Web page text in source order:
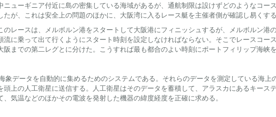
ューギニア付近に島の密集している海域があるが、通航制限は設けずどのようなコー
が、これは安全上の問題のほかに、大阪湾に入るレース艇を主催者側が確認し易くす
レースは、メルボルン港をスタートして大阪港にフィニッシュするが、メルボルン港
に乗って出て行くようにスタート時刻を設定しなければならない。そこでレースコー
までの第二レグとに分けた。こうすれば最も都合のよい時刻にポートフィリップ海峡
象データを自動的に集めるためのシステムである。それらのデータを測定している海
上の人工衛星に送信する。人工衛星はそのデータを蓄積して、アラスカにあるキース
気温などのほかその電波を発射した機器の緯度経度を正確に求める。